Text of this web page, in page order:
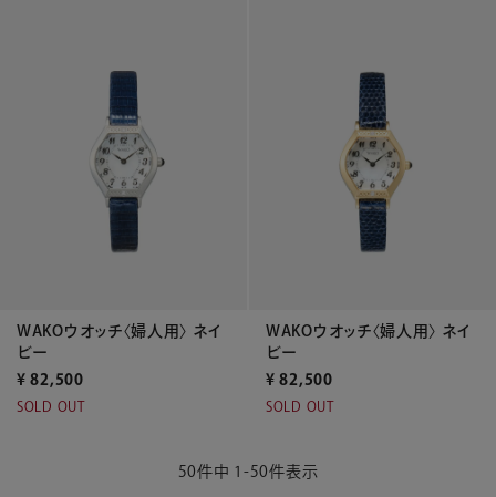
WAKOウオッチ〈婦人用〉 ネイ
ビー
¥ 82,500
SOLD OUT
WAKOウオッチ〈婦人用〉 ネイ
ビー
¥ 82,500
SOLD OUT
50件中 1 -50件表示